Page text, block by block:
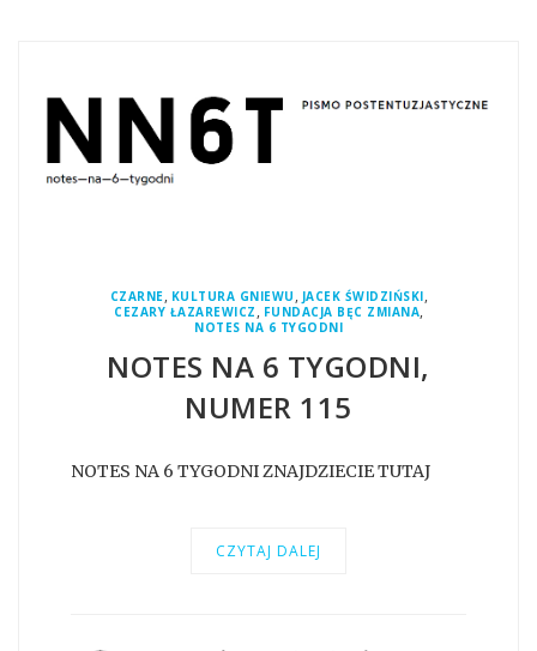
CZARNE, KULTURA GNIEWU , JACEK ŚWIDZIŃSKI,
CEZARY ŁAZAREWICZ , FUNDACJA BĘC ZMIANA,
NOTES NA 6 TYGODNI
NOTES NA 6 TYGODNI,
NUMER 115
NOTES NA 6 TYGODNI ZNAJDZIECIE TUTAJ
CZYTAJ DALEJ